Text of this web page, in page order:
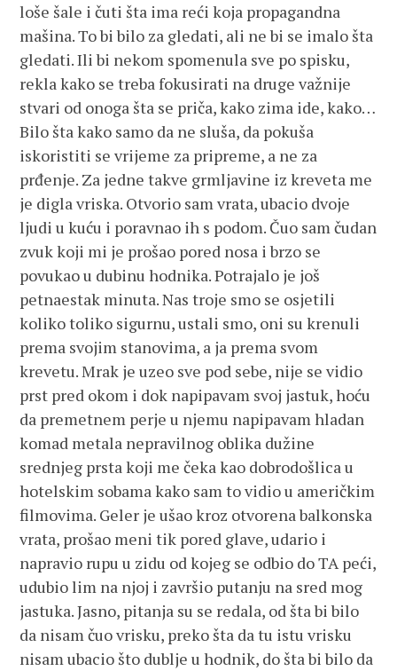
loše šale i čuti šta ima reći koja propagandna
mašina. To bi bilo za gledati, ali ne bi se imalo šta
gledati. Ili bi nekom spomenula sve po spisku,
rekla kako se treba fokusirati na druge važnije
stvari od onoga šta se priča, kako zima ide, kako…
Bilo šta kako samo da ne sluša, da pokuša
iskoristiti se vrijeme za pripreme, a ne za
prđenje. Za jedne takve grmljavine iz kreveta me
je digla vriska. Otvorio sam vrata, ubacio dvoje
ljudi u kuću i poravnao ih s podom. Čuo sam čudan
zvuk koji mi je prošao pored nosa i brzo se
povukao u dubinu hodnika. Potrajalo je još
petnaestak minuta. Nas troje smo se osjetili
koliko toliko sigurnu, ustali smo, oni su krenuli
prema svojim stanovima, a ja prema svom
krevetu. Mrak je uzeo sve pod sebe, nije se vidio
prst pred okom i dok napipavam svoj jastuk, hoću
da premetnem perje u njemu napipavam hladan
komad metala nepravilnog oblika dužine
srednjeg prsta koji me čeka kao dobrodošlica u
hotelskim sobama kako sam to vidio u američkim
filmovima. Geler je ušao kroz otvorena balkonska
vrata, prošao meni tik pored glave, udario i
napravio rupu u zidu od kojeg se odbio do TA peći,
udubio lim na njoj i završio putanju na sred mog
jastuka. Jasno, pitanja su se redala, od šta bi bilo
da nisam čuo vrisku, preko šta da tu istu vrisku
nisam ubacio što dublje u hodnik, do šta bi bilo da